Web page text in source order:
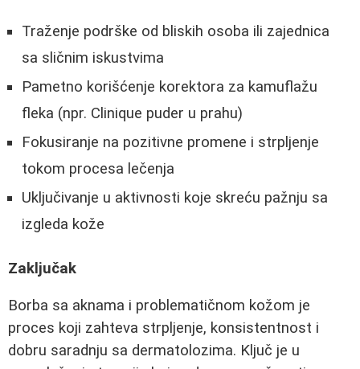
Traženje podrške od bliskih osoba ili zajednica
sa sličnim iskustvima
Pametno korišćenje korektora za kamuflažu
fleka (npr. Clinique puder u prahu)
Fokusiranje na pozitivne promene i strpljenje
tokom procesa lečenja
Uključivanje u aktivnosti koje skreću pažnju sa
izgleda kože
Zaključak
Borba sa aknama i problematičnom kožom je
proces koji zahteva strpljenje, konsistentnost i
dobru saradnju sa dermatolozima. Ključ je u